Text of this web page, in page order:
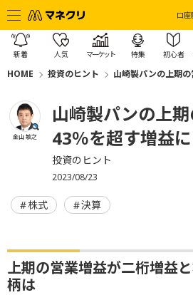
口座
新着 人気 マーケット 特集 初心者
HOME 投資のヒント 山崎製パンの上期
金山 敏之
山崎製パンの上
43％を超す増益に
投資のヒント
2023/08/23
株式 決算
上期の営業増益が二桁増益
柄は